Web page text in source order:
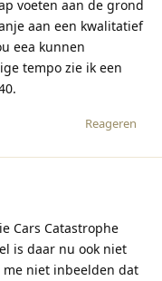
voeten aan de grond
aan een kwalitatief
eea kunnen
tempo zie ik een
Reageren
Cars Catastrophe
is daar nu ook niet
me niet inbeelden dat